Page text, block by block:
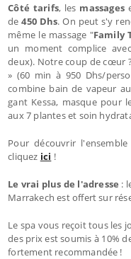
Côté tarifs, les massages
de450 Dhs. On peut s'y
même le massage "Family
un moment complice
deux). Notre coup de cœur
» (60 min à 950 Dhs/
combine bain de vapeur
gant Kessa, masque pour
aux 7 plantes et soin
Pour découvrir
cliquez ici !
Le vrai plus de l'adresse :
Marrakech est offert sur
Le spa vous reçoit tous les
des prix est soumis à 10%
fortement recommandée !